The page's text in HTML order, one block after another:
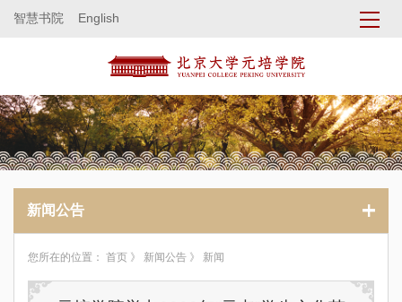
智慧书院 English
新闻公告
您所在的位置： 首页 》 新闻公告 》 新闻